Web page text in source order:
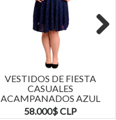
VESTIDOS DE FIESTA
CASUALES
ACAMPANADOS AZUL
MARINO TALLAS PLUS
58.000$ CLP